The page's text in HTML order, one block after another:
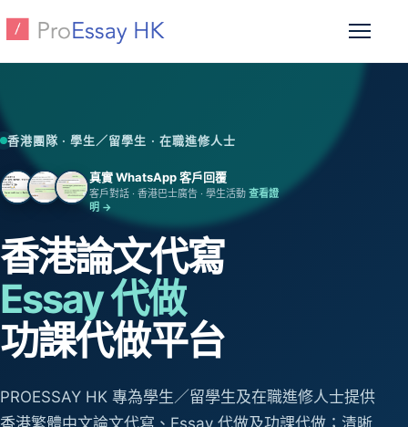
香港團隊 · 學生／留學生 · 在職進修人士
真實 WhatsApp 客戶回覆
客戶對話 · 香港巴士廣告 · 學生活動 查看證
明 →
香港論文代寫
Essay 代做
功課代做平台
PROESSAY HK 專為學生／留學生及在職進修人士提供
香港繁體中文論文代寫、Essay 代做及功課代做；清晰